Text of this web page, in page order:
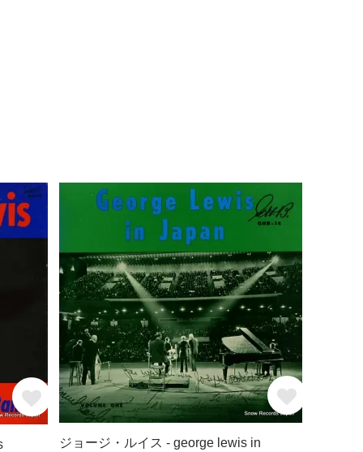
ジョージ・ルイス - george lewis in